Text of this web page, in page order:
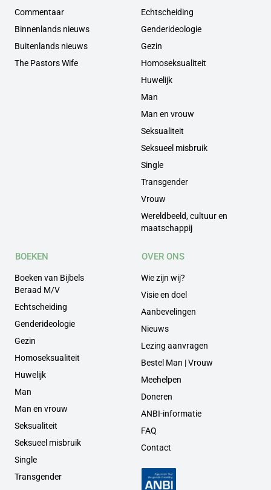
Commentaar
Binnenlands nieuws
Buitenlands nieuws
The Pastors Wife
Echtscheiding
Genderideologie
Gezin
Homoseksualiteit
Huwelijk
Man
Man en vrouw
Seksualiteit
Seksueel misbruik
Single
Transgender
Vrouw
Wereldbeeld, cultuur en
maatschappij
BOEKEN
Boeken van Bijbels
Beraad M/V
Echtscheiding
Genderideologie
Gezin
Homoseksualiteit
Huwelijk
Man
Man en vrouw
Seksualiteit
Seksueel misbruik
Single
Transgender
OVER ONS
Wie zijn wij?
Visie en doel
Aanbevelingen
Nieuws
Lezing aanvragen
Bestel Man | Vrouw
Meehelpen
Doneren
ANBI-informatie
FAQ
Contact